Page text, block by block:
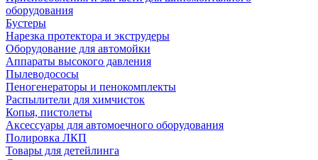
оборудования
Бустеры
Нарезка протектора и экструдеры
Оборудование для автомойки
Аппараты высокого давления
Пылеводососы
Пеногенераторы и пенокомплекты
Распылители для химчисток
Копья, пистолеты
Аксессуары для автомоечного оборудования
Полировка ЛКП
Товары для детейлинга